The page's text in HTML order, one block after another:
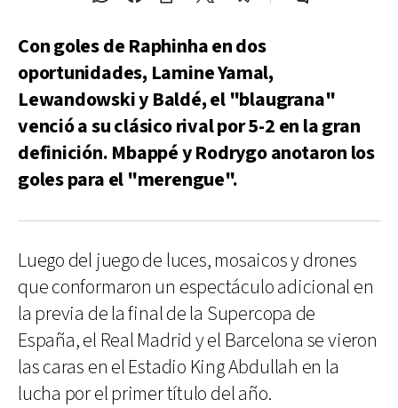
Con goles de Raphinha en dos
oportunidades, Lamine Yamal,
Lewandowski y Baldé, el "blaugrana"
venció a su clásico rival por 5-2 en la gran
definición. Mbappé y Rodrygo anotaron los
goles para el "merengue".
Luego del juego de luces, mosaicos y drones
que conformaron un espectáculo adicional en
la previa de la final de la Supercopa de
España, el Real Madrid y el Barcelona se vieron
las caras en el Estadio King Abdullah en la
lucha por el primer título del año.